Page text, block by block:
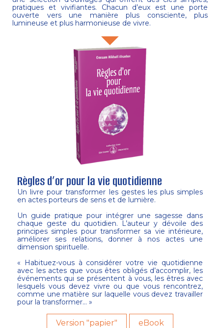
pratiques et vivifiantes. Chacun d’eux est une porte
ouverte vers une manière plus consciente, plus
lumineuse et plus harmonieuse de vivre.
Règles d’or pour la vie quotidienne
Un livre pour transformer les gestes les plus simples
en actes porteurs de sens et de lumière.
Un guide pratique pour intégrer une sagesse dans
chaque geste du quotidien. L’auteur y dévoile des
principes simples pour transformer sa vie intérieure,
améliorer ses relations, donner à nos actes une
dimension spirituelle.
« Habituez-vous à considérer votre vie quotidienne
avec les actes que vous êtes obligés d’accomplir, les
événements qui se présentent à vous, les êtres avec
lesquels vous devez vivre ou que vous rencontrez,
comme une matière sur laquelle vous devez travailler
pour la transformer… »
Version "papier" eBook